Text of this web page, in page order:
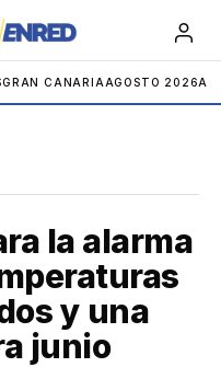
GRAN CANARIA AGOSTO 2026
Cabildo
la alarma
y una
junio